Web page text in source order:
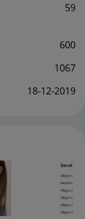
59
600
1067
‎18-12-2019